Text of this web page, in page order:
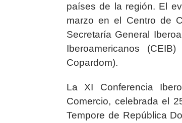
países de la región. El
marzo en el Centro de
Secretaría General
Iberoamericanos
Copardom).
La XI Conferencia
Comercio, celebrada el
Tempore de República